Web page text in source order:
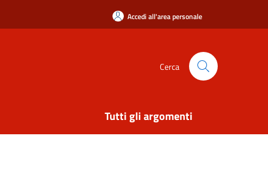
Accedi all'area personale
Cerca
Tutti gli argomenti